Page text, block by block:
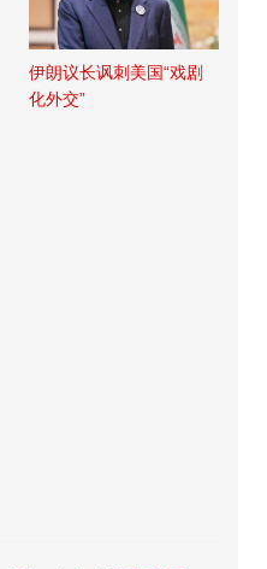
伊朗议长讽刺美国“戏剧
化外交”